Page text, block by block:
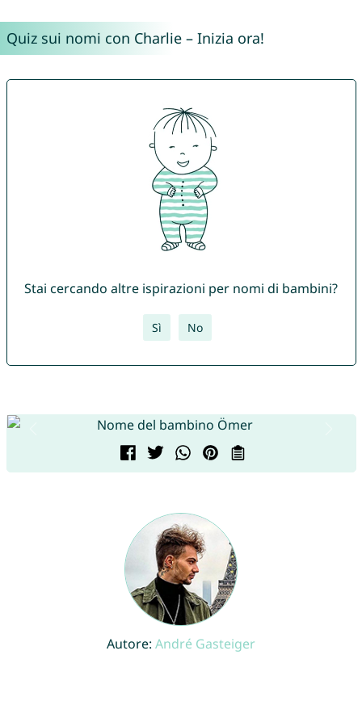
Quiz sui nomi con Charlie – Inizia ora!
Stai cercando altre ispirazioni per nomi di bambini?
Sì No
Autore: André Gasteiger